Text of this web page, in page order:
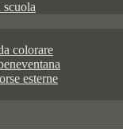
scuola
colorare
esterne